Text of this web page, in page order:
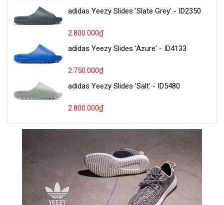
adidas Yeezy Slides 'Slate Grey' - ID2350
2.800.000₫
adidas Yeezy Slides 'Azure' - ID4133
2.750.000₫
adidas Yeezy Slides 'Salt' - ID5480
2.800.000₫